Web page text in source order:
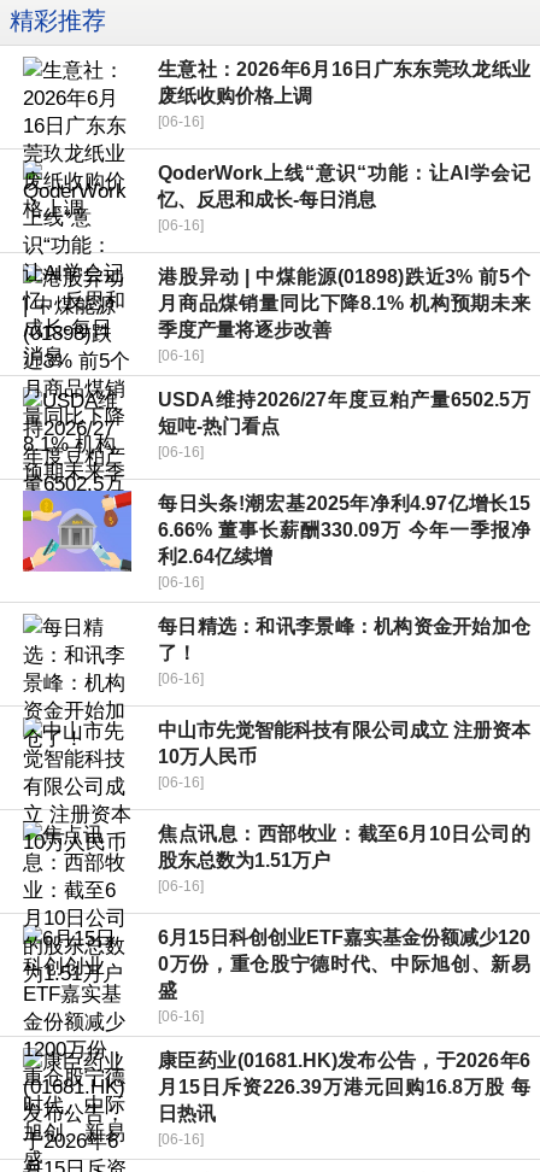
精彩推荐
生意社：2026年6月16日广东东莞玖龙纸业
废纸收购价格上调
[06-16]
QoderWork上线“意识“功能：让AI学会记
忆、反思和成长-每日消息
[06-16]
港股异动 | 中煤能源(01898)跌近3% 前5个
月商品煤销量同比下降8.1% 机构预期未来
季度产量将逐步改善
[06-16]
USDA维持2026/27年度豆粕产量6502.5万
短吨-热门看点
[06-16]
每日头条!潮宏基2025年净利4.97亿增长15
6.66% 董事长薪酬330.09万 今年一季报净
利2.64亿续增
[06-16]
每日精选：和讯李景峰：机构资金开始加仓
了！
[06-16]
中山市先觉智能科技有限公司成立 注册资本
10万人民币
[06-16]
焦点讯息：西部牧业：截至6月10日公司的
股东总数为1.51万户
[06-16]
6月15日科创创业ETF嘉实基金份额减少120
0万份，重仓股宁德时代、中际旭创、新易
盛
[06-16]
康臣药业(01681.HK)发布公告，于2026年6
月15日斥资226.39万港元回购16.8万股 每
日热讯
[06-16]